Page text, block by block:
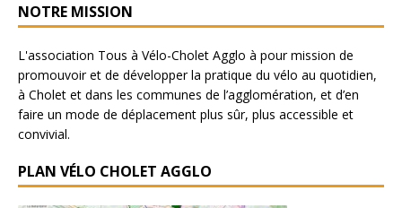
NOTRE MISSION
L'association Tous à Vélo-Cholet Agglo à pour mission de
promouvoir et de développer la pratique du vélo au quotidien,
à Cholet et dans les communes de l’agglomération, et d’en
faire un mode de déplacement plus sûr, plus accessible et
convivial.
PLAN VÉLO CHOLET AGGLO